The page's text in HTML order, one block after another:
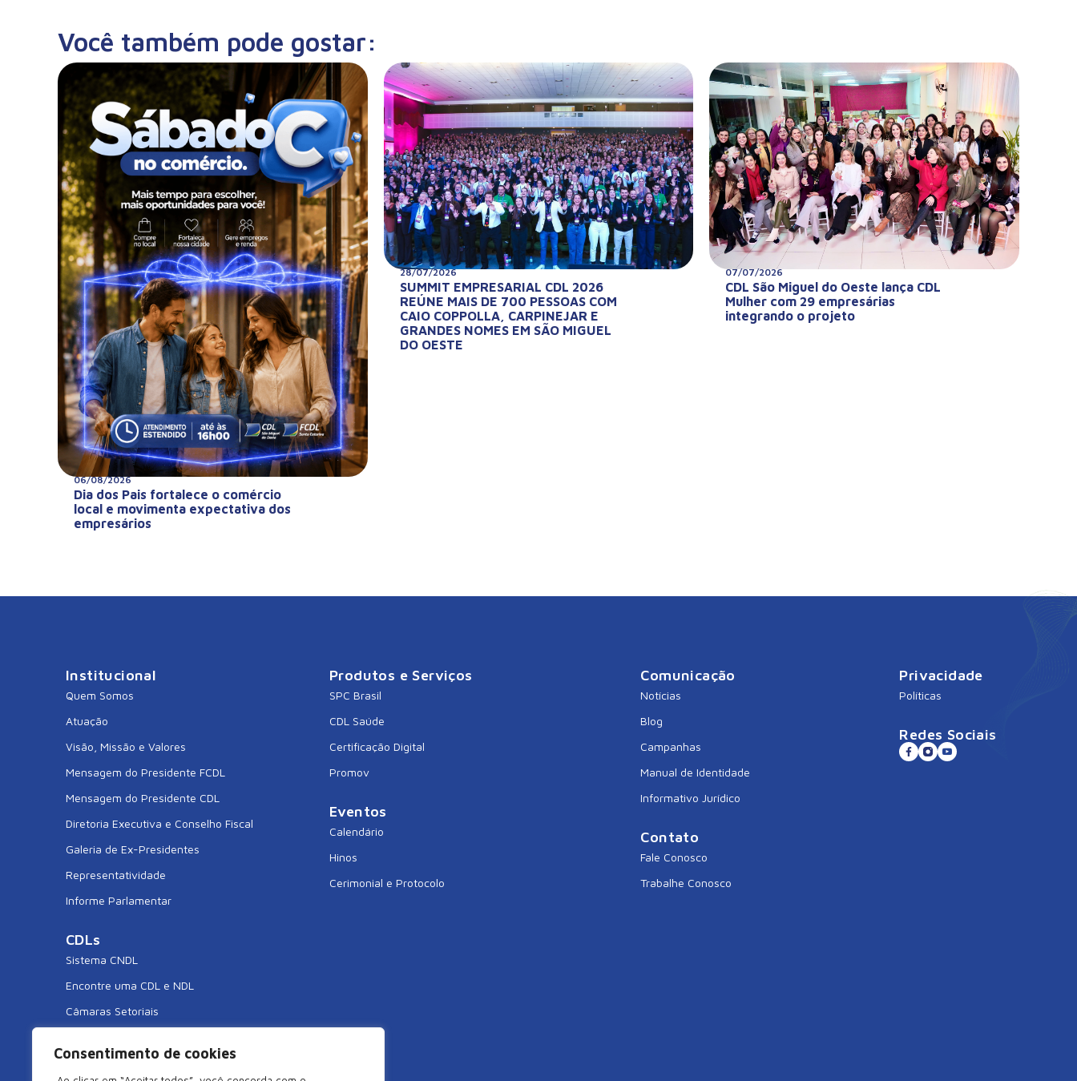
Consentimento de cookies
Você também pode gostar:
06/08/2026
Dia dos Pais fortalece o comércio
local e movimenta expectativa dos
empresários
28/07/2026
SUMMIT EMPRESARIAL CDL 2026
REÚNE MAIS DE 700 PESSOAS COM
CAIO COPPOLLA, CARPINEJAR E
GRANDES NOMES EM SÃO MIGUEL
DO OESTE
07/07/2026
CDL São Miguel do Oeste lança CDL
Mulher com 29 empresárias
integrando o projeto
Institucional
Quem Somos
Atuação
Visão, Missão e Valores
Mensagem do Presidente FCDL
Mensagem do Presidente CDL
Diretoria Executiva e Conselho Fiscal
Galeria de Ex-Presidentes
Representatividade
Informe Parlamentar
CDLs
Sistema CNDL
Encontre uma CDL e NDL
Câmaras Setoriais
CDL Mulher
Produtos e Serviços
SPC Brasil
CDL Saúde
Certificação Digital
Promov
Eventos
Calendário
Hinos
Cerimonial e Protocolo
Comunicação
Notícias
Blog
Campanhas
Manual de Identidade
Informativo Jurídico
Contato
Fale Conosco
Trabalhe Conosco
Privacidade
Políticas
Redes Sociais